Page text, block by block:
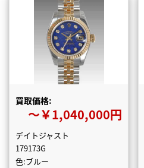
買取価格:
〜￥1,040,000円
デイトジャスト
179173G
色:ブルー